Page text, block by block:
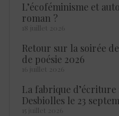
L’écoféminisme et
roman ?
18 juillet 2026
Retour sur la soirée
de poésie 2026
16 juillet 2026
La fabrique
Desbiolles le 23
15 juillet 2026